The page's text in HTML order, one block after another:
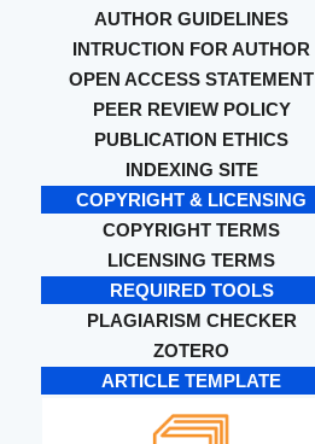
AUTHOR GUIDELINES
INTRUCTION FOR AUTHOR
OPEN ACCESS STATEMENT
PEER REVIEW POLICY
PUBLICATION ETHICS
INDEXING SITE
COPYRIGHT & LICENSING
COPYRIGHT TERMS
LICENSING TERMS
REQUIRED TOOLS
PLAGIARISM CHECKER
ZOTERO
ARTICLE TEMPLATE